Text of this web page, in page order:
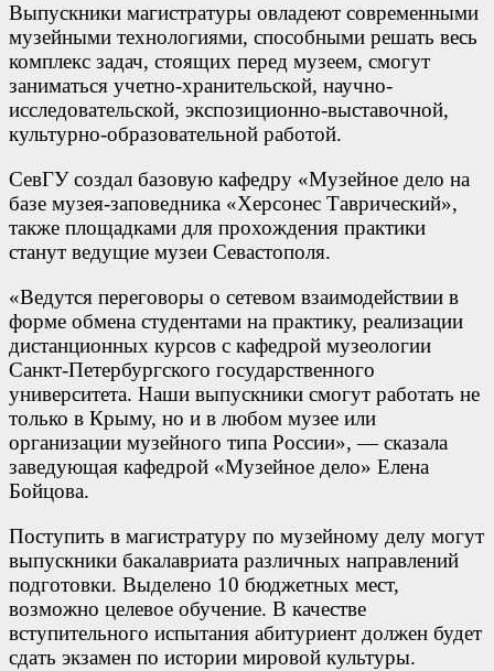
Выпускники магистратуры овладеют современными
музейными технологиями, способными решать весь
комплекс задач, стоящих перед музеем, смогут
заниматься учетно-хранительской, научно-
исследовательской, экспозиционно-выставочной,
культурно-образовательной работой.
СевГУ создал базовую кафедру «Музейное дело на
базе музея-заповедника «Херсонес Таврический»,
также площадками для прохождения практики
станут ведущие музеи Севастополя.
«Ведутся переговоры о сетевом взаимодействии в
форме обмена студентами на практику, реализации
дистанционных курсов с кафедрой музеологии
Санкт-Петербургского государственного
университета. Наши выпускники смогут работать не
только в Крыму, но и в любом музее или
организации музейного типа России», — сказала
заведующая кафедрой «Музейное дело» Елена
Бойцова.
Поступить в магистратуру по музейному делу могут
выпускники бакалавриата различных направлений
подготовки. Выделено 10 бюджетных мест,
возможно целевое обучение. В качестве
вступительного испытания абитуриент должен будет
сдать экзамен по истории мировой культуры.